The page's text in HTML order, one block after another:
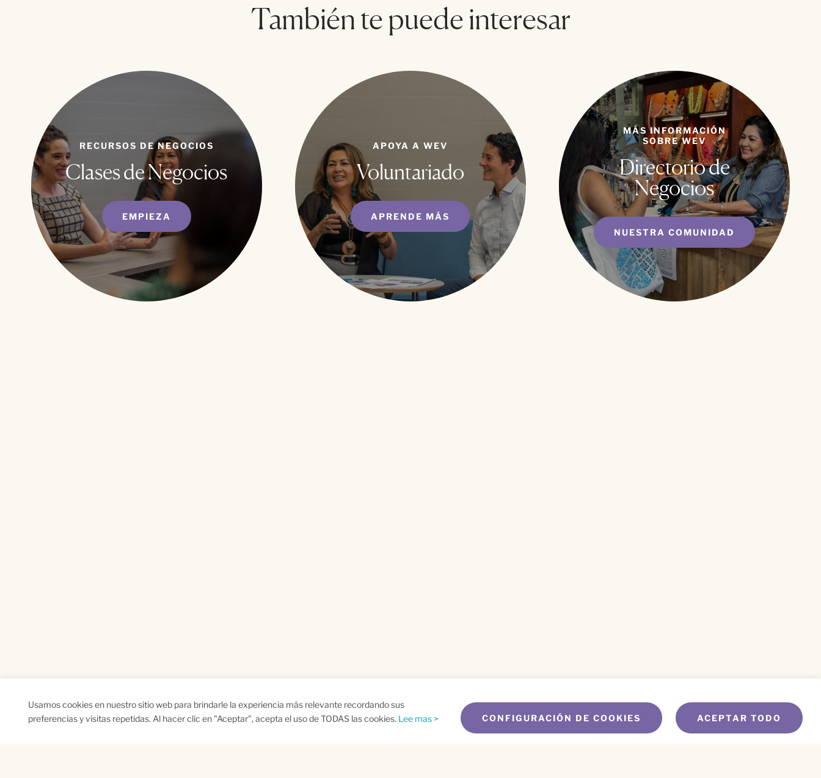
También te puede interesar
RECURSOS DE NEGOCIOS
Clases de Negocios
EMPIEZA
APOYA A WEV
Voluntariado
APRENDE MÁS
MÁS INFORMACIÓN
SOBRE WEV
Directorio de
Negocios
NUESTRA COMUNIDAD
Usamos cookies en nuestro sitio web para brindarle la experiencia más relevante recordando sus
preferencias y visitas repetidas. Al hacer clic en "Aceptar", acepta el uso de TODAS las cookies. Lee mas > CONFIGURACIÓN DE COOKIES ACEPTAR TODO